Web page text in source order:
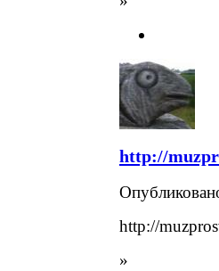
http://
http://
»